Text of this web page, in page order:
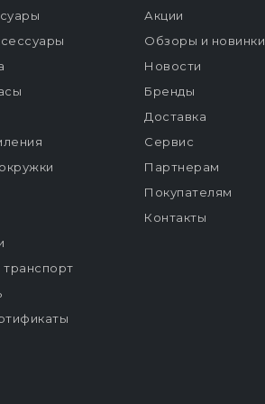
транспорт
Акции
Обзоры и новинки
Новости
Бренды
Доставка
Сервис
Партнерам
Покупателям
Контакты